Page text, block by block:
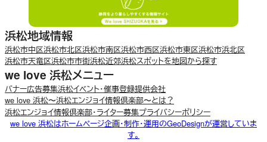
浜松地域情報
浜松市中区浜松市北区浜松市南区浜松市西区浜松市東区浜松市浜北区
浜松市天竜区浜松市市街浜松近郊浜松スポットを地図から探す
we love 浜松メニュー
バナー広告募集浜松イベント・催事登録提供会社
we love 浜松〜浜松エンジョイ情報倶楽部〜とは？
浜松エンジョイ情報倶楽部・ライター募集プライバシーポリシー
we love 浜松はホームページ企画・制作・運用のGeoDesignが運営していま
す。